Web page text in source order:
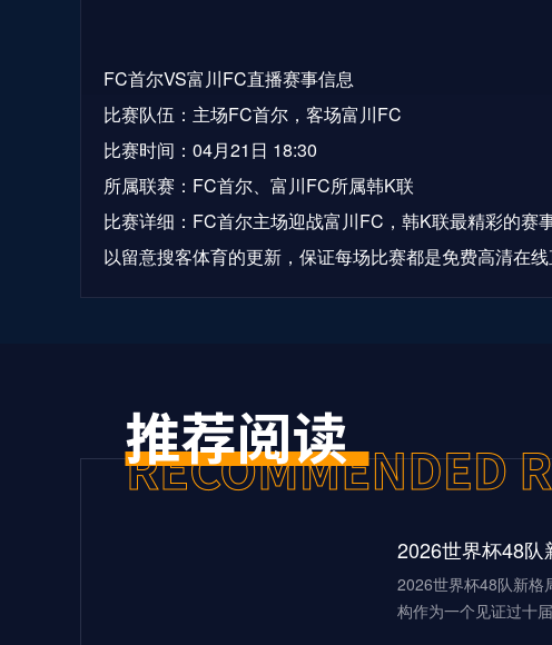
FC首尔VS富川FC直播赛事信息
比赛队伍：主场FC首尔，客场富川FC
比赛时间：04月21日 18:30
所属联赛：FC首尔、富川FC所属韩K联
比赛详细：FC首尔主场迎战富川FC，韩K联最精彩的
以留意搜客体育的更新，保证每场比赛都是免费高清在线
2026世界杯48队新格
构作为一个见证过十